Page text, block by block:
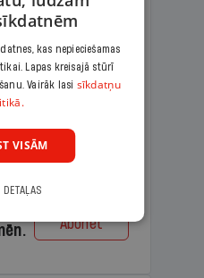
LASIS
aizraujošs
un analītiska
Abonēt
kas nepieciešamas
Lapas kreisajā stūrī
Vairāk lasi sīkdatņu
VISĀM
DETAĻAS